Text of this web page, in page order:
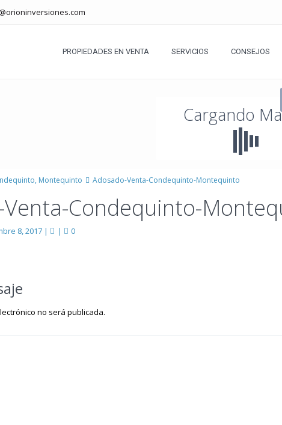
PROPIEDADES EN VENTA SERVICIOS CONSEJOS
Cargando
Montequinto Adosado-Venta-Condequinto-Montequinto
Condequinto-
8, 2017 | | 0
no será publicada.